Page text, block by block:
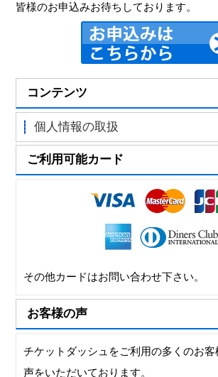
皆様のお申込みお待ちしております。
コンテンツ
個人情報の取扱
ご利用可能カード
その他カードはお問い合わせ下さい。
お客様の声
チケットダッシュをご利用の多くのお
声をいただいております。